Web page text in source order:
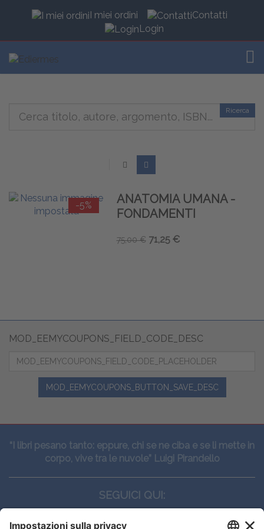
I miei ordini
Contatti
Login
Ricerca
-5%
ANATOMIA UMANA -
FONDAMENTI
75,00 € 71,25 €
MOD_EEMYCOUPONS_FIELD_CODE_DESC
MOD_EEMYCOUPONS_BUTTON_SAVE_DESC
“I libri pesano tanto: eppure, chi se ne ciba e se li mette in
corpo, vive tra le nuvole” Luigi Pirandello
SEGUICI QUI: